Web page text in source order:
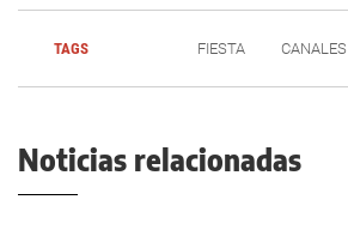
TAGS FIESTA CANALES
Noticias relacionadas